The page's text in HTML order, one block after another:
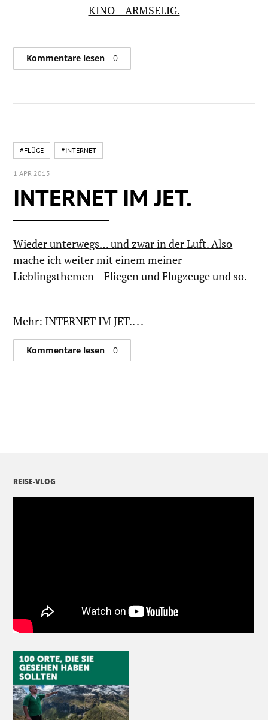
KINO – ARMSELIG.
Kommentare lesen 0
#FLÜGE #INTERNET
1 APR 2015
INTERNET IM JET.
Wieder unterwegs… und zwar in der Luft. Also
mache ich weiter mit einem meiner
Lieblingsthemen – Fliegen und Flugzeuge und so.
Mehr: INTERNET IM JET.. . .
Kommentare lesen 0
REISE-VLOG